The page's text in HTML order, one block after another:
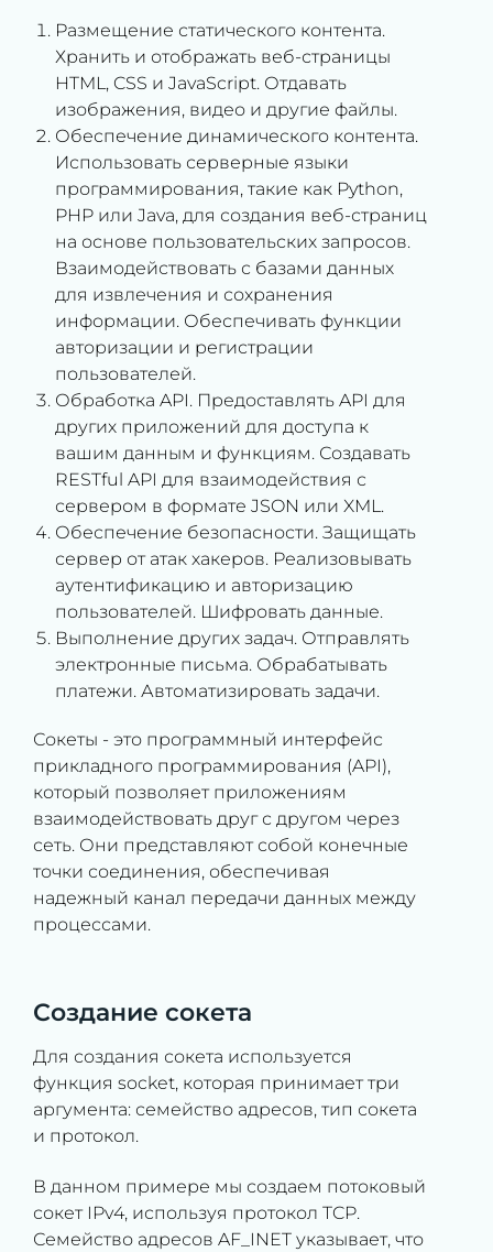
Размещение статического контента.
Хранить и отображать веб-страницы
HTML, CSS и JavaScript. Отдавать
изображения, видео и другие файлы.
Обеспечение динамического контента.
Использовать серверные языки
программирования, такие как Python,
PHP или Java, для создания веб-страниц
на основе пользовательских запросов.
Взаимодействовать с базами данных
для извлечения и сохранения
информации. Обеспечивать функции
авторизации и регистрации
пользователей.
Обработка API. Предоставлять API для
других приложений для доступа к
вашим данным и функциям. Создавать
RESTful API для взаимодействия с
сервером в формате JSON или XML.
Обеспечение безопасности. Защищать
сервер от атак хакеров. Реализовывать
аутентификацию и авторизацию
пользователей. Шифровать данные.
Выполнение других задач. Отправлять
электронные письма. Обрабатывать
платежи. Автоматизировать задачи.
Сокеты - это программный интерфейс
прикладного программирования (API),
который позволяет приложениям
взаимодействовать друг с другом через
сеть. Они представляют собой конечные
точки соединения, обеспечивая
надежный канал передачи данных между
процессами.
Создание сокета
Для создания сокета используется
функция socket, которая принимает три
аргумента: семейство адресов, тип сокета
и протокол.
В данном примере мы создаем потоковый
сокет IPv4, используя протокол TCP.
Семейство адресов AF_INET указывает, что